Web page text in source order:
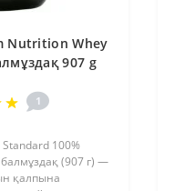
Nutrition Whey
907 g
1
100%
(907 г) —
қалпына